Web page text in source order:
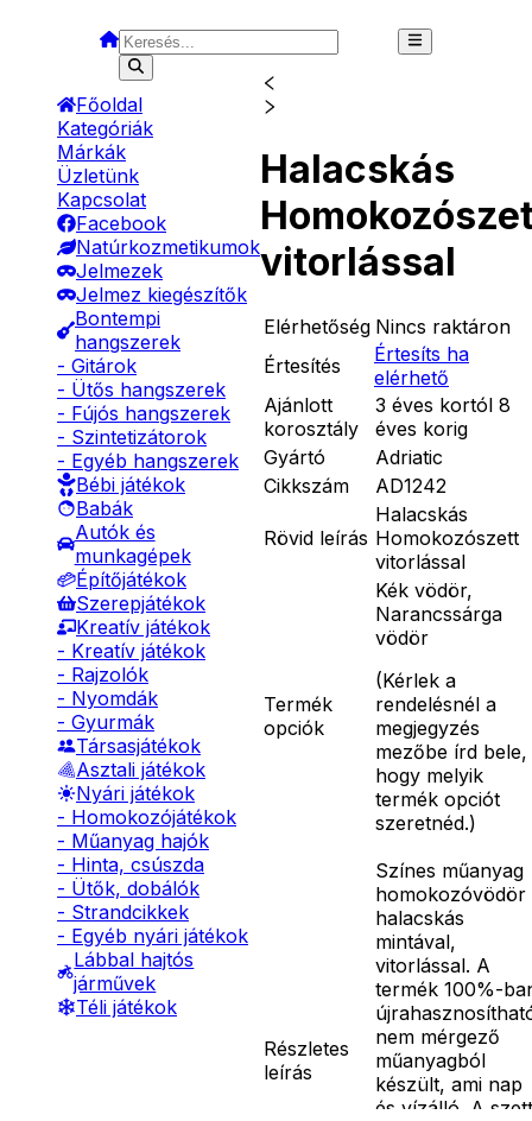
Főoldal
Kategóriák
Márkák
Üzletünk
Kapcsolat
Facebook
Natúrkozmetikumok
Jelmezek
Jelmez kiegészítők
Bontempi
hangszerek
- Gitárok
- Ütős hangszerek
- Fújós hangszerek
- Szintetizátorok
- Egyéb hangszerek
Bébi játékok
Babák
Autók és
munkagépek
Építőjátékok
Szerepjátékok
Kreatív játékok
- Kreatív játékok
- Rajzolók
- Nyomdák
- Gyurmák
Társasjátékok
Asztali játékok
Nyári játékok
- Homokozójátékok
- Műanyag hajók
- Hinta, csúszda
- Ütők, dobálók
- Strandcikkek
- Egyéb nyári játékok
Lábbal hajtós
járművek
Téli játékok
Halacskás
vitorlással
Elérhetőség Nincs raktáron
Értesítés
Értesíts ha
elérhető
Ajánlott
korosztály
3 éves kortól 8
éves korig
Gyártó
Adriatic
Cikkszám
AD1242
Rövid leírás
Halacskás
Homokozószett
vitorlással
Termék
opciók
Kék vödör,
Narancssárga
vödör
(Kérlek a
rendelésnél a
megjegyzés
mezőbe írd bele,
hogy melyik
termék opciót
szeretnéd.)
Részletes
leírás
Színes műanyag
homokozóvödör
halacskás
mintával,
vitorlással. A
termék 100%-
nem mérgező
műanyagból
készült, ami nap
és vízálló. A szett